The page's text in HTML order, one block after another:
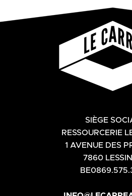
SIÈGE
RESSOURCERIE
1 AVENUE DES
7860